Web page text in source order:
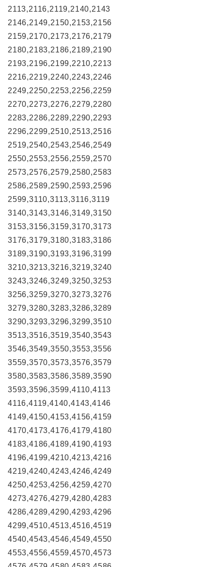
2113,2116,2119,2140,2143
2146,2149,2150,2153,2156
2159,2170,2173,2176,2179
2180,2183,2186,2189,2190
2193,2196,2199,2210,2213
2216,2219,2240,2243,2246
2249,2250,2253,2256,2259
2270,2273,2276,2279,2280
2283,2286,2289,2290,2293
2296,2299,2510,2513,2516
2519,2540,2543,2546,2549
2550,2553,2556,2559,2570
2573,2576,2579,2580,2583
2586,2589,2590,2593,2596
2599,3110,3113,3116,3119
3140,3143,3146,3149,3150
3153,3156,3159,3170,3173
3176,3179,3180,3183,3186
3189,3190,3193,3196,3199
3210,3213,3216,3219,3240
3243,3246,3249,3250,3253
3256,3259,3270,3273,3276
3279,3280,3283,3286,3289
3290,3293,3296,3299,3510
3513,3516,3519,3540,3543
3546,3549,3550,3553,3556
3559,3570,3573,3576,3579
3580,3583,3586,3589,3590
3593,3596,3599,4110,4113
4116,4119,4140,4143,4146
4149,4150,4153,4156,4159
4170,4173,4176,4179,4180
4183,4186,4189,4190,4193
4196,4199,4210,4213,4216
4219,4240,4243,4246,4249
4250,4253,4256,4259,4270
4273,4276,4279,4280,4283
4286,4289,4290,4293,4296
4299,4510,4513,4516,4519
4540,4543,4546,4549,4550
4553,4556,4559,4570,4573